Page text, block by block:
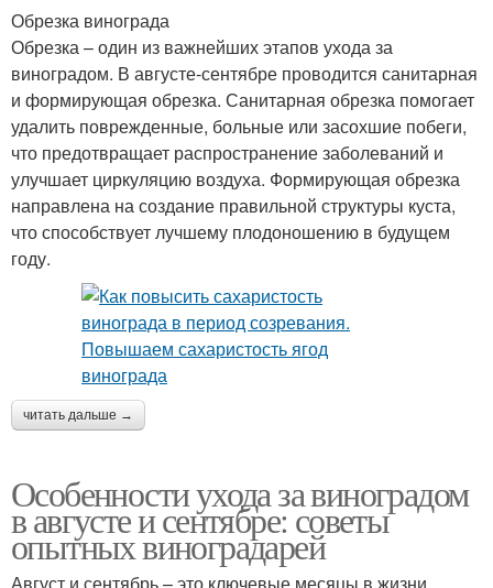
Обрезка винограда
Обрезка – один из важнейших этапов ухода за
виноградом. В августе-сентябре проводится санитарная
и формирующая обрезка. Санитарная обрезка помогает
удалить поврежденные, больные или засохшие побеги,
что предотвращает распространение заболеваний и
улучшает циркуляцию воздуха. Формирующая обрезка
направлена на создание правильной структуры куста,
что способствует лучшему плодоношению в будущем
году.
читать дальше →
Особенности ухода за виноградом
в августе и сентябре: советы
опытных виноградарей